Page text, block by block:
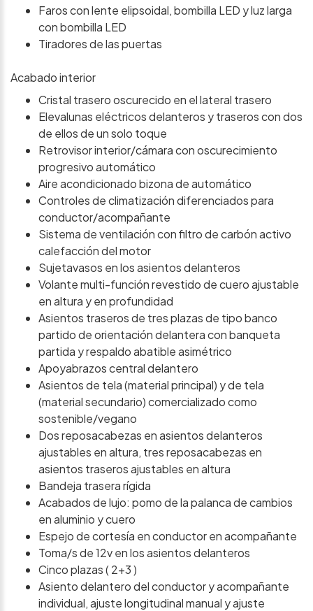
Faros con lente elipsoidal, bombilla LED y luz larga
con bombilla LED
Tiradores de las puertas
Acabado interior
Cristal trasero oscurecido en el lateral trasero
Elevalunas eléctricos delanteros y traseros con dos
de ellos de un solo toque
Retrovisor interior/cámara con oscurecimiento
progresivo automático
Aire acondicionado bizona de automático
Controles de climatización diferenciados para
conductor/acompañante
Sistema de ventilación con filtro de carbón activo
calefacción del motor
Sujetavasos en los asientos delanteros
Volante multi-función revestido de cuero ajustable
en altura y en profundidad
Asientos traseros de tres plazas de tipo banco
partido de orientación delantera con banqueta
partida y respaldo abatible asimétrico
Apoyabrazos central delantero
Asientos de tela (material principal) y de tela
(material secundario) comercializado como
sostenible/vegano
Dos reposacabezas en asientos delanteros
ajustables en altura, tres reposacabezas en
asientos traseros ajustables en altura
Bandeja trasera rígida
Acabados de lujo: pomo de la palanca de cambios
en aluminio y cuero
Espejo de cortesía en conductor en acompañante
Toma/s de 12v en los asientos delanteros
Cinco plazas ( 2+3 )
Asiento delantero del conductor y acompañante
individual, ajuste longitudinal manual y ajuste